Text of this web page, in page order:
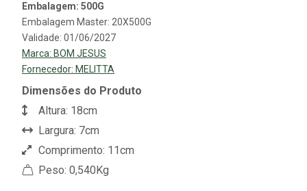
Embalagem: 500G
Embalagem Master: 20X500G
Validade: 01/06/2027
Marca: BOM JESUS
Fornecedor: MELITTA
Dimensões do Produto
Altura: 18cm
Largura: 7cm
Comprimento: 11cm
Peso: 0,540Kg